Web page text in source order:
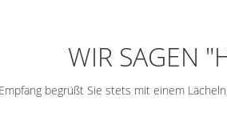
WIR SAGEN
begrüßt Sie stets mit einem